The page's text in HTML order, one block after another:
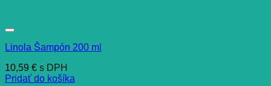
Linola Šampón 200 ml
10,59 € s DPH
Pridať do košíka